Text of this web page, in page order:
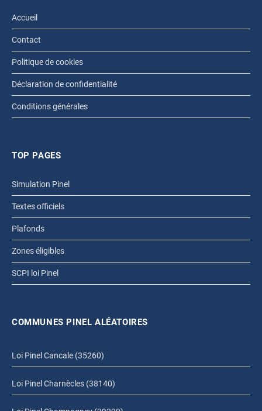
Accueil
Contact
Politique de cookies
Déclaration de confidentialité
Conditions générales
TOP PAGES
Simulation Pinel
Textes officiels
Plafonds
Zones éligibles
SCPI loi Pinel
COMMUNES PINEL ALÉATOIRES
Loi Pinel Cancale (35260)
Loi Pinel Charnècles (38140)